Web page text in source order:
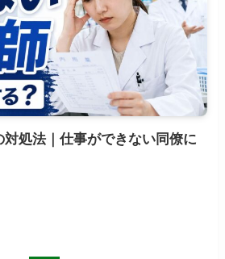
処法｜仕事ができない同僚に